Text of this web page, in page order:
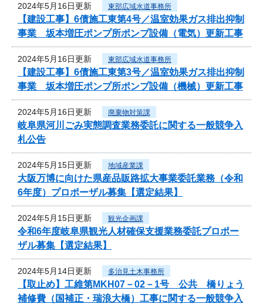
2024年5月16日更新 東部広域水道事務所
【建設工事】6債施工東第4号／温室効果ガス排出抑制
事業 坂本増圧ポンプ所ポンプ設備（電気）更新工事
2024年5月16日更新 東部広域水道事務所
【建設工事】6債施工東第3号／温室効果ガス排出抑制
事業 坂本増圧ポンプ所ポンプ設備（機械）更新工事
2024年5月16日更新 廃棄物対策課
岐阜県河川ごみ実態調査業務委託に関する一般競争入
札公告
2024年5月15日更新 地域産業課
大阪万博に向けた県産品販路拡大事業委託業務（令和
6年度）プロポーザル募集【選定結果】
2024年5月15日更新 観光企画課
令和6年度岐阜県観光人材確保支援業務委託プロポー
ザル募集【選定結果】
2024年5月14日更新 多治見土木事務所
【取止め】工維第MKH07－02－1号 公共 橋りょう
補修費（国補正・瑞浪大橋）工事に関する一般競争入